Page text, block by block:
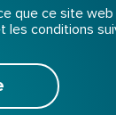
que ce site
les conditions